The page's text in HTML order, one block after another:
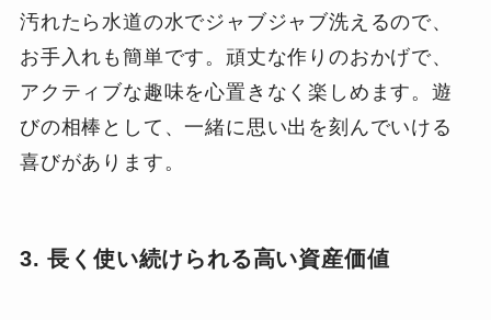
汚れたら水道の水でジャブジャブ洗えるので、
お手入れも簡単です。頑丈な作りのおかげで、
アクティブな趣味を心置きなく楽しめます。遊
びの相棒として、一緒に思い出を刻んでいける
喜びがあります。
3. 長く使い続けられる高い資産価値